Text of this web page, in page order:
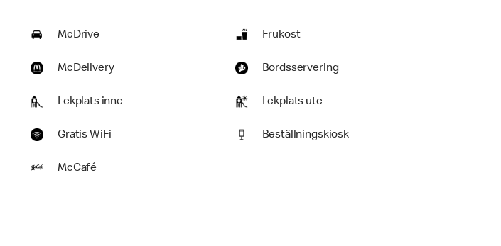
McDrive Frukost
McDelivery Bordsservering
Lekplats inne Lekplats ute
Gratis WiFi Beställningskiosk
McCafé